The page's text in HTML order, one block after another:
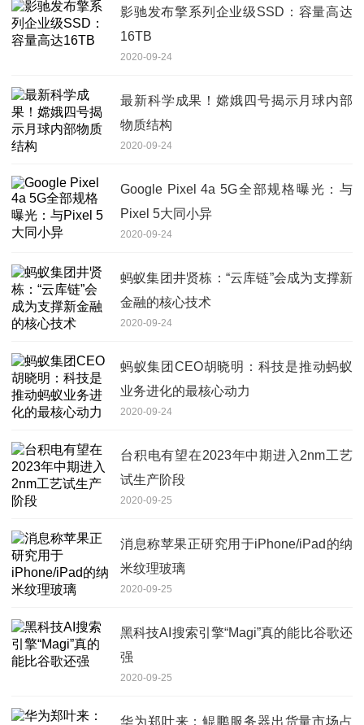
影驰发布擎系列企业级SSD：容量高达
16TB
2020-09-24
最新科学成果！嫦娥四号揭示月球内部
物质结构
2020-09-24
Google Pixel 4a 5G全部规格曝光：与
Pixel 5大同小异
2020-09-24
蚂蚁集团井贤栋：“云库链”会成为支撑新
金融的核心技术
2020-09-24
蚂蚁集团CEO胡晓明：科技是推动蚂蚁
业务进化的最核心动力
2020-09-24
台积电有望在2023年中期进入2nm工艺
试生产阶段
2020-09-25
消息称苹果正研究用于iPhone/iPad的纳
米纹理玻璃
2020-09-25
黑科技AI搜索引擎“Magi”真的能比谷歌还
强
2020-09-25
华为郑叶来：鲲鹏服务器出货量市场占